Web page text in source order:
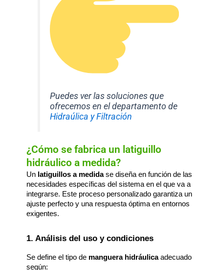
Puedes ver las soluciones que
ofrecemos en el departamento de
Hidraúlica y Filtración
¿Cómo se fabrica un latiguillo
hidráulico a medida?
Un latiguillos a medida se diseña en función de las
necesidades específicas del sistema en el que va a
integrarse. Este proceso personalizado garantiza un
ajuste perfecto y una respuesta óptima en entornos
exigentes.
1. Análisis del uso y condiciones
Se define el tipo de manguera hidráulica adecuado
según: